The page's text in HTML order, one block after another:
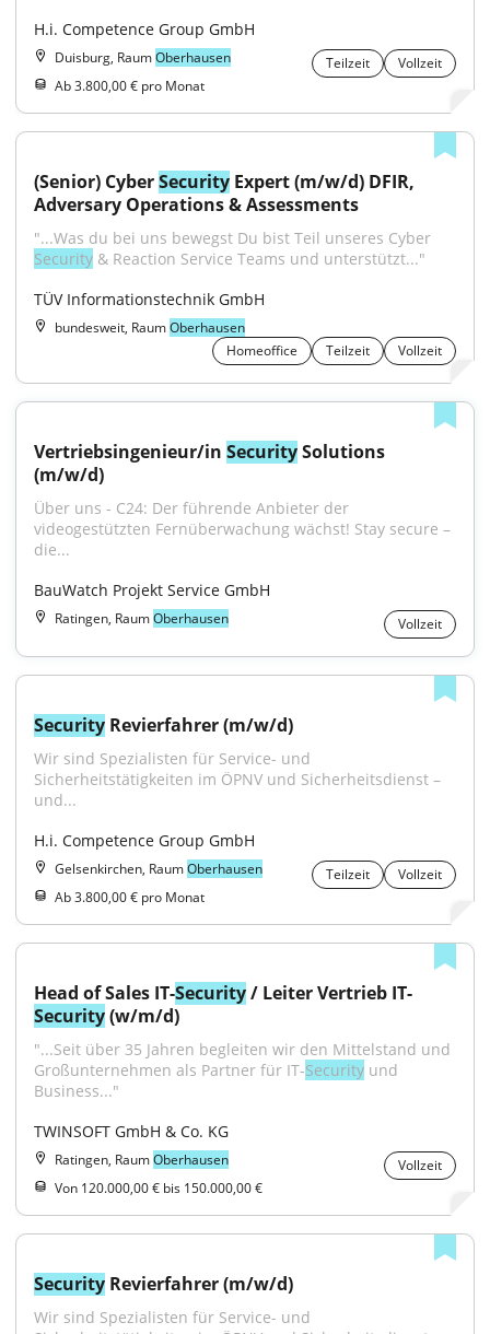
H.i. Competence Group GmbH
Duisburg, RaumOberhausen Teilzeit
Vollzeit
Ab 3.800,00 € pro Monat
(Senior) Cyber Security Expert (m/w/d) DFIR,
Adversary Operations & Assessments
Security & Reaction Service Teams und unterstützt..."
TÜV Informationstechnik GmbH
bundesweit, RaumOberhausen
Homeoffice
Teilzeit Vollzeit
Vertriebsingenieur/in Security Solutions
(m/w/d)
Über uns - C24: Der führende Anbieter der
videogestützten Fernüberwachung wächst! Stay secure –
die...
BauWatch Projekt Service GmbH
Ratingen, RaumOberhausen Vollzeit
Security Revierfahrer (m/w/d)
Wir sind Spezialisten für Service- und
Sicherheitstätigkeiten im ÖPNV und Sicherheitsdienst –
und...
H.i. Competence Group GmbH
Gelsenkirchen, RaumOberhausen Teilzeit
Vollzeit
Ab 3.800,00 € pro Monat
Head of Sales IT-Security / Leiter Vertrieb IT-
Security (w/m/d)
"...Seit über 35 Jahren begleiten wir den Mittelstand und
Großunternehmen als Partner für IT-Security und
Business..."
TWINSOFT GmbH & Co. KG
Ratingen, RaumOberhausen
Vollzeit
Von 120.000,00 € bis 150.000,00 €
Security Revierfahrer (m/w/d)
Wir sind Spezialisten für Service- und